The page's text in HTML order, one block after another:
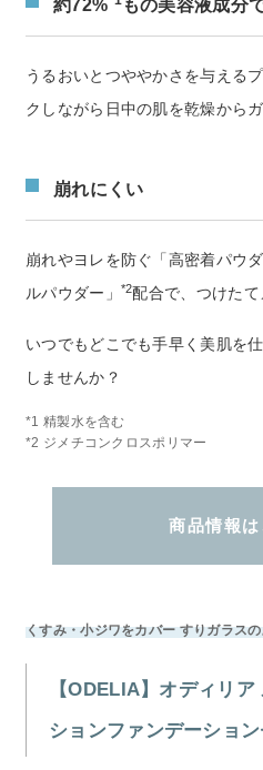
約72% もの美容液成分
うるおいとつややかさを与える
クしながら日中の肌を乾燥からガ
崩れにくい
崩れやヨレを防ぐ「高密着パウ
ルパウダー」
*2配合で、つけたて
いつでもどこでも手早く美肌を
しませんか？
*1 精製水を含む
*2 ジメチコンクロスポリマー
商品情報は
くすみ・小ジワをカバー すりガラス
【ODELIA】オディリ
ションファンデーション